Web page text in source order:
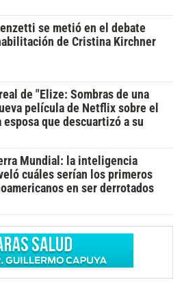
se metió en el debate
de Cristina Kirchner
de "Elize: Sombras de una
película de Netflix sobre el
esposa que descuartizó a su
Mundial: la inteligencia
cuáles serían los primeros
en ser derrotados